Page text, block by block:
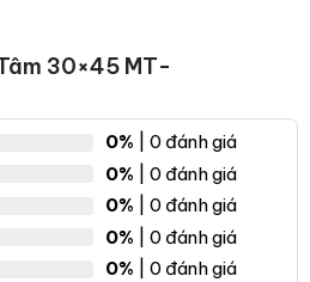
30×45 MT-
0% | 0 đánh giá
0% | 0 đánh giá
0% | 0 đánh giá
0% | 0 đánh giá
0% | 0 đánh giá